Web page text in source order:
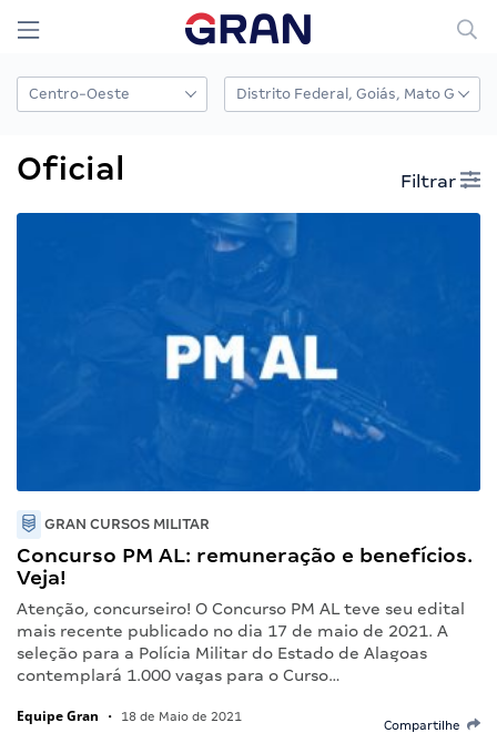
Oficial Filtrar
GRAN CURSOS MILITAR
Concurso PM AL: remuneração e benefícios.
Veja!
Atenção, concurseiro! O Concurso PM AL teve seu edital
mais recente publicado no dia 17 de maio de 2021. A
seleção para a Polícia Militar do Estado de Alagoas
contemplará 1.000 vagas para o Curso…
Equipe Gran • 18 de Maio de 2021
Compartilhe